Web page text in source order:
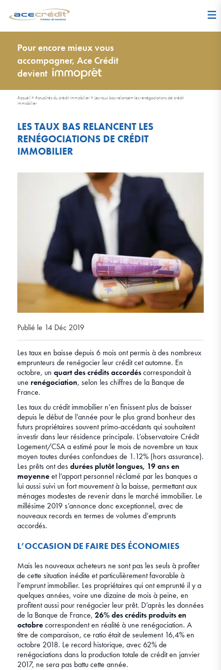
Pour encore mieux vous
accompagner, Ace Crédit
devient
Accueil >Actualités du crédit immobilier> Les taux bas relancent les renégociations de crédit
immobilier
LES TAUX BAS RELANCENT LES
RENÉGOCIATIONS DE CRÉDIT
IMMOBILIER
Publié le 14 Déc 2019
Les taux en baisse depuis 6 mois ont permis à des nombreux
emprunteurs de renégocier leur crédit cet automne. En
octobre, un quart des crédits accordéscorrespondait à
une renégociation, selon les chiffres de la Banque de
France.
Les taux du crédit immobilier n’en finissent plus de baisser
depuis le début de l’année pour le plus grand bonheur des
futurs propriétaires souvent primo-accédants qui souhaitent
investir dans leur résidence principale. L’observatoire Crédit
Logement/CSA a estimé pour le mois de novembre un taux
moyen toutes durées confondues de 1.12% (hors assurance).
Les prêts ont desdurées plutôt longues, 19 ans en
moyenneet l’apport personnel réclamé par les banques a
lui aussi suivi un fort mouvement à la baisse, permettant aux
ménages modestes de revenir dans le marché immobilier. Le
millésime 2019 s’annonce donc exceptionnel, avec de
nouveaux records en termes de volumes d’emprunts
accordés.
L’OCCASION DE FAIRE DES ÉCONOMIES
Mais les nouveaux acheteurs ne sont pas les seuls à profiter
de cette situation inédite et particulièrement favorable à
l’emprunt immobilier. Les propriétaires qui ont emprunté il y a
quelques années, voire une dizaine de mois à peine, en
profitent aussi pour renégocier leur prêt. D’après les données
de la Banque de France, 26% des crédits produits en
octobrecorrespondent en réalité à une renégociation. A
titre de comparaison, ce ratio était de seulement 16,4% en
octobre 2018. Le record historique, avec 62% de
renégociations dans la production totale de crédit en janvier
2017, ne sera pas battu cette année.